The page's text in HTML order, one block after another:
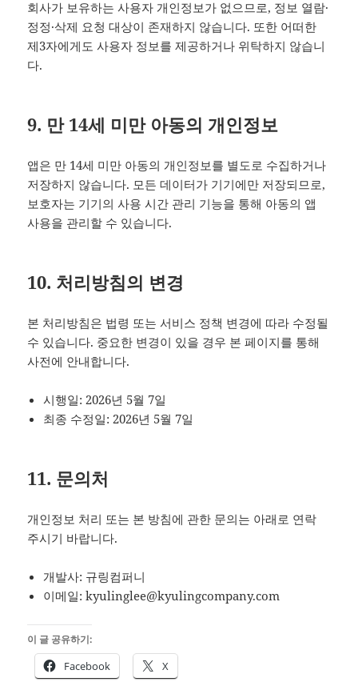
회사가 보유하는 사용자 개인정보가 없으므로, 정보 열람·
정정·삭제 요청 대상이 존재하지 않습니다. 또한 어떠한
제3자에게도 사용자 정보를 제공하거나 위탁하지 않습니
다.
9. 만 14세 미만 아동의 개인정보
앱은 만 14세 미만 아동의 개인정보를 별도로 수집하거나
저장하지 않습니다. 모든 데이터가 기기에만 저장되므로,
보호자는 기기의 사용 시간 관리 기능을 통해 아동의 앱
사용을 관리할 수 있습니다.
10. 처리방침의 변경
본 처리방침은 법령 또는 서비스 정책 변경에 따라 수정될
수 있습니다. 중요한 변경이 있을 경우 본 페이지를 통해
사전에 안내합니다.
시행일: 2026년 5월 7일
최종 수정일: 2026년 5월 7일
11. 문의처
개인정보 처리 또는 본 방침에 관한 문의는 아래로 연락
주시기 바랍니다.
개발사: 규링컴퍼니
이메일: kyulinglee@kyulingcompany.com
이 글 공유하기:
Facebook X